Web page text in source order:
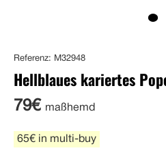
Referenz: M32948
Hellblaues kariertes
79€ maßhemd
65€ in multi-buy